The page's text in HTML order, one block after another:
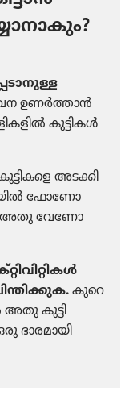
ഉണർത്താൻ
കുട്ടികൾ
അടക്കി​
ഫോണോ
അതു വേണോ
കുറെ​
അതു കുട്ടി​
ഭാരമാ​യി